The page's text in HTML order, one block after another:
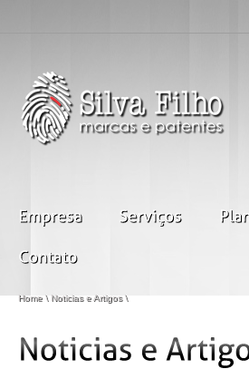
Home \ Noticias e Artigos\